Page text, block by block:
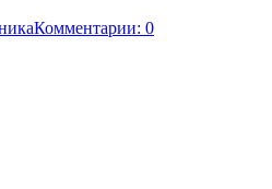
Комментарии: 0